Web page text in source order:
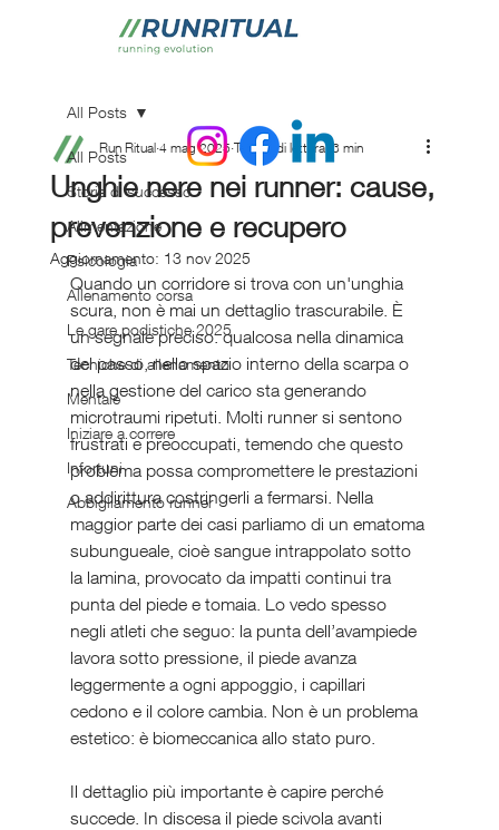
All Posts
Storie di successo
Alimentazione
Psicologia
Allenamento corsa
Le gare podistiche 2025
Tecniche di allenamento
Mentale
Iniziare a correre
Infortuni
Abbigliamento runner
All Posts
Unghie nere nei runner: cause,
prevenzione e recupero
Run Ritual 4 mag 2025 Tempo di lettura: 3 min
Aggiornamento: 13 nov 2025
Quando un corridore si trova con un'unghia
scura, non è mai un dettaglio trascurabile. È
un segnale preciso: qualcosa nella dinamica
del passo, nello spazio interno della scarpa o
nella gestione del carico sta generando
microtraumi ripetuti. Molti runner si sentono
frustrati e preoccupati, temendo che questo
problema possa compromettere le prestazioni
o addirittura costringerli a fermarsi. Nella
maggior parte dei casi parliamo di un ematoma
subungueale, cioè sangue intrappolato sotto
la lamina, provocato da impatti continui tra
punta del piede e tomaia. Lo vedo spesso
negli atleti che seguo: la punta dell’avampiede
lavora sotto pressione, il piede avanza
leggermente a ogni appoggio, i capillari
cedono e il colore cambia. Non è un problema
estetico: è biomeccanica allo stato puro.
Il dettaglio più importante è capire perché
succede. In discesa il piede scivola avanti